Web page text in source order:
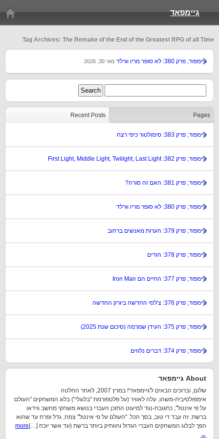
גיימפאד
Tag Archives: The Remake of the End of the Greatest RPG of all Time
גיימפוד, פרק 380: לא סופר מריו וורלד מאי 30, 2026
Recent Posts Pages
גיימפוד, פרק 383: סימולטור כיפי רצח
גיימפוד, פרק 382: First Light, Middle Light, Twilight, Last Light
גיימפוד, פרק 381: האם זה סורה?
גיימפוד, פרק 380: לא סופר מריו וורלד
גיימפוד, פרק 379: הערות מאנשים ברחוב
גיימפוד, פרק 378: הודים
גיימפוד, פרק 377: החיים הם Iron Man
גיימפוד, פרק 376: צ'לסי החדשה ביורק החדשה
גיימפוד, פרק 375: העידן שמרמה (סיכום שנת 2025)
גיימפוד, פרק 374: דברים נלוזים
About גיימפאד
שלום, וברוכים הבאים ל'גיימפאד'! במרץ 2007, לאחר החלטה
אימפולסיבית-משהו, עלה לאוויר (על פלטפורמת "בלוגלי") בלוג המשחקים "העולם
על פי אינטל", כתגובת-נגד למיעוט התוכן העברי בנושא משחקי מחשב ווידאו
ברשת. זה עבד די טוב, בסך הכל. "העולם על פי אינטל" צמח, גדל ופרח עד שהוא
הפך לבלוג המשחקים העברי הגדול והוותיק ביותר ברשת (עד אשר יוכח […] more
→